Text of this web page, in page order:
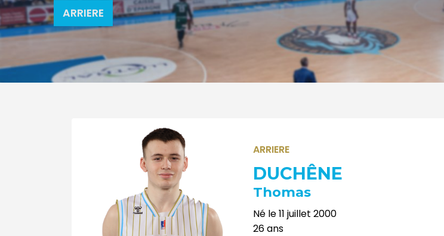
ARRIERE
ARRIERE
DUCHÊNE
Thomas
Né le11 juillet 2000
26ans